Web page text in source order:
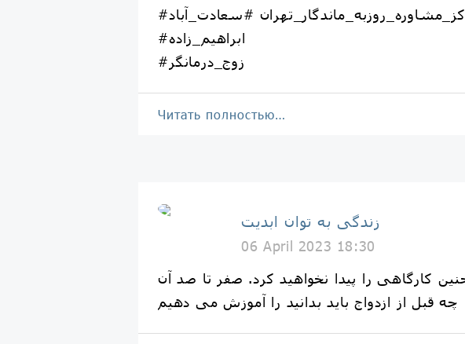
#سعادت_آباد
#ابراهیم_زاده
#زوج_درمانگر
Читать полностью…
زندگی به توان ابدیت
06 April 2023 18:30
کارگاهی را پیدا نخواهید کرد. صفر تا صد آن
چه قبل از ازدواج باید بدانید را آموزش می دهیم